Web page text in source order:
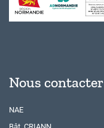
Nous contacter
NAE